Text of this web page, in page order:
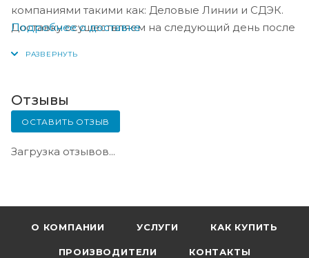
компаниями такими как: Деловые Линии и СДЭК.
Доставку осуществляем на следующий день после
Подробнее о доставке
Отзывы
ОСТАВИТЬ ОТЗЫВ
Загрузка отзывов...
О КОМПАНИИ УСЛУГИ КАК КУПИТЬ
ПРОИЗВОДИТЕЛИ КОНТАКТЫ